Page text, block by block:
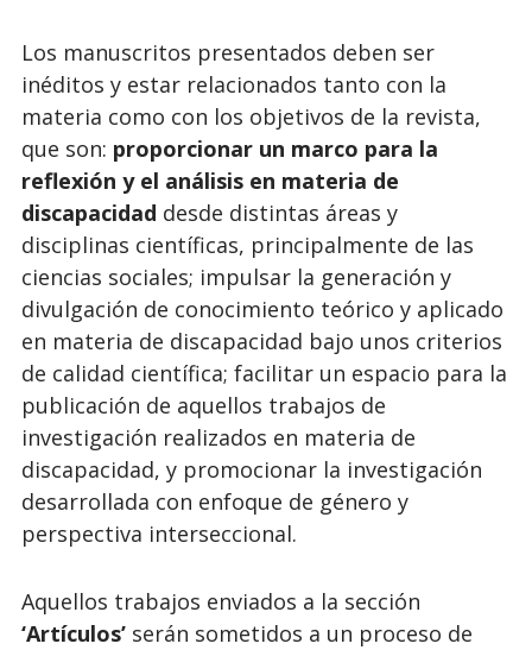
Los manuscritos presentados deben ser
inéditos y estar relacionados tanto con la
materia como con los objetivos de la revista,
que son: proporcionar un marco para la
reflexión y el análisis en materia de
discapacidad desde distintas áreas y
disciplinas científicas, principalmente de las
ciencias sociales; impulsar la generación y
divulgación de conocimiento teórico y aplicado
en materia de discapacidad bajo unos criterios
de calidad científica; facilitar un espacio para la
publicación de aquellos trabajos de
investigación realizados en materia de
discapacidad, y promocionar la investigación
desarrollada con enfoque de género y
perspectiva interseccional.
Aquellos trabajos enviados a la sección
‘Artículos’serán sometidos a un proceso de